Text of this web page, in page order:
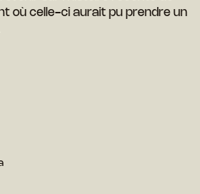
où celle-ci aurait pu prendre un